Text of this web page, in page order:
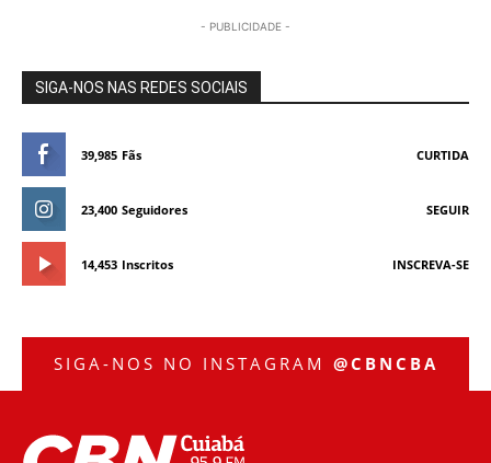
- PUBLICIDADE -
SIGA-NOS NAS REDES SOCIAIS
39,985 Fãs CURTIDA
23,400 Seguidores SEGUIR
14,453 Inscritos INSCREVA-SE
SIGA-NOS NO INSTAGRAM @CBNCBA